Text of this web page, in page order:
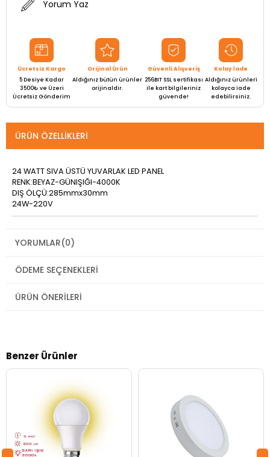
Yorum Yaz
Ücretsiz Kargo
5 Desiye Kadar
3500₺ ve Üzeri
Ücretsiz Gönderim
Orijinal Ürün
Aldığınız bütün ürünler
orijinaldir.
Güvenli Alışveriş
256BIT SSL sertifikası
ile kart bilgileriniz
güvende!
Kolay İade
Aldığınız ürünleri
kolayca iade
edebilirsiniz.
ÜRÜN ÖZELLIKLERI
24 WATT SIVA ÜSTÜ YUVARLAK LED PANEL
RENK:BEYAZ-GÜNIŞIĞI-4000K
DIŞ ÖLÇÜ:285mmx30mm
24W-220V
YORUMLAR(0)
ÖDEME SEÇENEKLERI
ÜRÜN ÖNERILERI
Benzer Ürünler